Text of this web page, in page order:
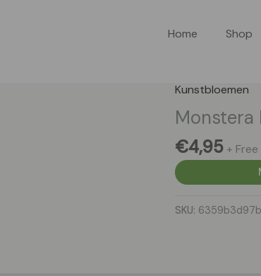
Home Shop
Kunstbloemen
Monstera
€4,95 +
SKU: